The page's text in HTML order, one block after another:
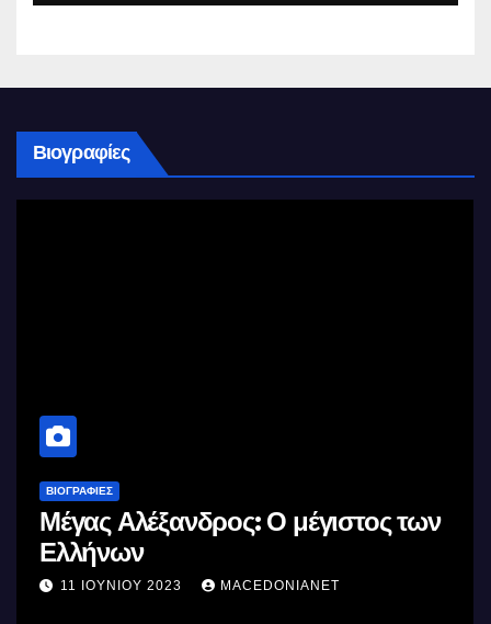
Βιογραφίες
ΒΙΟΓΡΑΦΊΕΣ
Μέγας Αλέξανδρος: Ο μέγιστος των
Ελλήνων
11 ΙΟΥΝΊΟΥ 2023 MACEDONIANET